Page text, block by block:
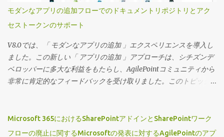
ーをロックダウンしたりする機能を提供できます。 これらのビュ
ーのセキュリティは、ビューを特定のグループに割り当てること
で制御できます。 ページビルダーウィジェットにのみ表示できる
ビューを定義できるため、ページデザイナーでは高度にカスタマ
イズされたプロジェクト固有のランディングページとそれに対応
するワークセンターを作成できます。 それでは、この機能の動作
を見てみましょう。 （動画の音声は英語です）
モダンなアプリの追加フローでのドキュメントリポジトリとアク
セストークンのサポート
V8.0では、「 モダンなアプリの追加 」エクスペリエンスを導入し
ました。この新しい「 アプリの追加 」アプローチは、シチズンデ
ベロッパーに多大な利益をもたらし、AgilePointコミュニティから
非常に肯定的なフィードバックを受け取りました。このトピック
パーコミュニティをサポートするという私たちのコミットメント
を継続し、この機能に2つの新しい拡張機能を導入できることを嬉
Microsoft 365におけるSharePointアドインとSharePointワーク
フローの廃止に関するMicrosoftの発表に対するAgilePointのアプ